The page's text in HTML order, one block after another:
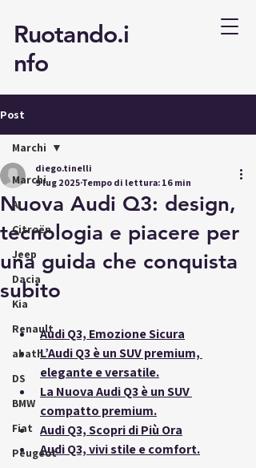
Ruotando.i
nfo
Post
Marchi
AI
Citroën
Jeep
Dacia
Kia
Renault
abath
DS
BMW
Fiat
Peugeot
Marchi
Nuova Audi Q3: design,
tecnologia e piacere per
una guida che conquista
subito
diego.tinelli
9 lug 2025Tempo di lettura: 16 min
Audi Q3, Emozione Sicura
L’Audi Q3 è un SUV premium,
elegante e versatile.
La Nuova Audi Q3 è un SUV
compatto premium.
Audi Q3, Scopri di Più Ora
Audi Q3, vivi stile e comfort.